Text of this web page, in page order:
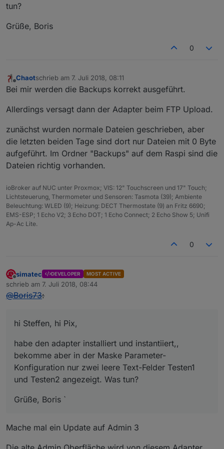
tun?
Grüße, Boris
0
Offline
Chaotschrieb am 7. Juli 2018, 08:11
zuletzt editiert von
Bei mir werden die Backups korrekt ausgeführt.
Allerdings versagt dann der Adapter beim FTP Upload.
zunächst wurden normale Dateien geschrieben, aber
die letzten beiden Tage sind dort nur Dateien mit 0 Byte
aufgeführt. Im Ordner "Backups" auf dem Raspi sind die
Dateien richtig vorhanden.
ioBroker auf NUC unter Proxmox; VIS: 12" Touchscreen und 17" Touch;
Lichtsteuerung, Thermometer und Sensoren: Tasmota (39); Ambiente
Beleuchtung: WLED (9); Heizung: DECT Thermostate (9) an Fritz 6690;
EMS-ESP; 1 Echo V2; 3 Echo DOT; 1 Echo Connect; 2 Echo Show 5; Unifi
Ap-Ac Lite.
0
Offline
simatec DEVELOPER MOST ACTIVE
schrieb am 7. Juli 2018, 08:44
zuletzt editiert von
@Boris73:
hi Steffen, hi Pix,
habe den adapter installiert und instantiiert,,
bekomme aber in der Maske Parameter-
Konfiguration nur zwei leere Text-Felder Testen1
und Testen2 angezeigt. Was tun?
Grüße, Boris `
Mache mal ein Update auf Admin 3